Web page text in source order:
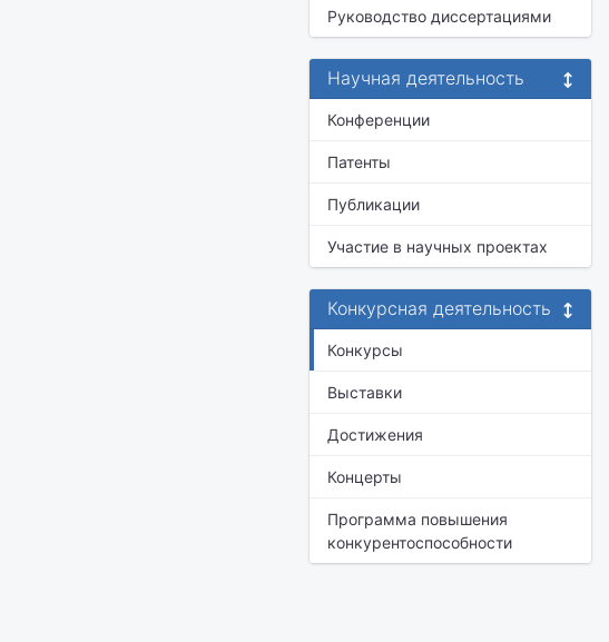
Руководство диссертациями
Научная деятельность
Конференции
Патенты
Публикации
Участие в научных проектах
Конкурсная деятельность
Конкурсы
Выставки
Достижения
Концерты
Программа повышения
конкурентоспособности